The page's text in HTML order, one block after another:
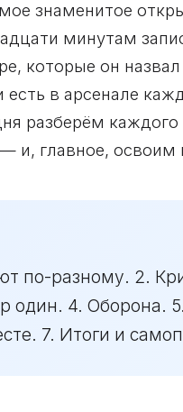
знаменитое
минутам
которые он
в арсенале
разберём
и, главное,
по-разному. 2.
один. 4. Оборона.
7. Итоги и